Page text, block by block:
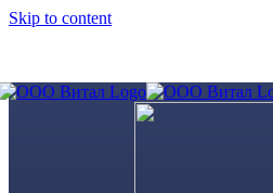
Skip to content